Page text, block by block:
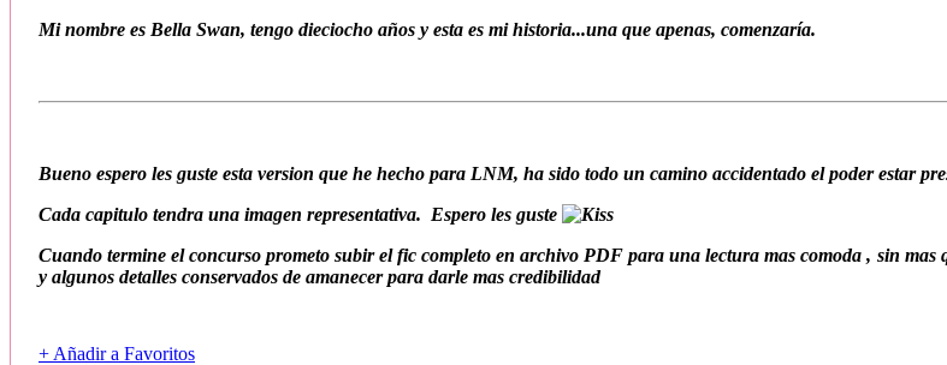
Mi nombre es Bella Swan, tengo dieciocho años y esta es mi historia...una que apenas, comenzaría.
Bueno espero les guste esta version que he hecho para LNM, ha sido todo un camino accidentado el poder estar
Cada capitulo tendra una imagen representativa. Espero les guste
Cuando termine el concurso prometo subir el fic completo en archivo PDF para una lectura mas comoda , sin
y algunos detalles conservados de amanecer para darle mas credibilidad
+ Añadir a Favoritos